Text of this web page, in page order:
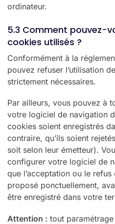
ordinateur.
5.3 Comment pouvez-
cookies utilisés ?
Conformément à la
pouvez refuser l’utilisation
strictement nécessaires.
Par ailleurs, vous pouvez à
votre logiciel de navigation
cookies soient enregistrés
contraire, qu’ils soient
soit selon leur émetteur).
configurer votre logiciel de
que l’acceptation ou le
proposé ponctuellement,
être enregistré dans votre
Attention : tout